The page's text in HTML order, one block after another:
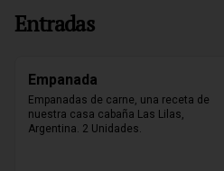
Entradas
Empanada
Empanadas de carne, una receta de
nuestra casa cabaña Las Lilas,
Argentina. 2 Unidades.